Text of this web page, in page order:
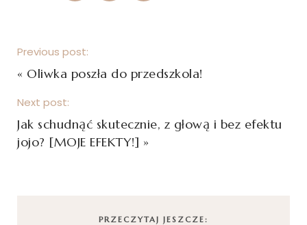
Previous post:
« Oliwka poszła do przedszkola!
Next post:
Jak schudnąć skutecznie, z głową i bez efektu
jojo? [MOJE EFEKTY!] »
PRZECZYTAJ JESZCZE: